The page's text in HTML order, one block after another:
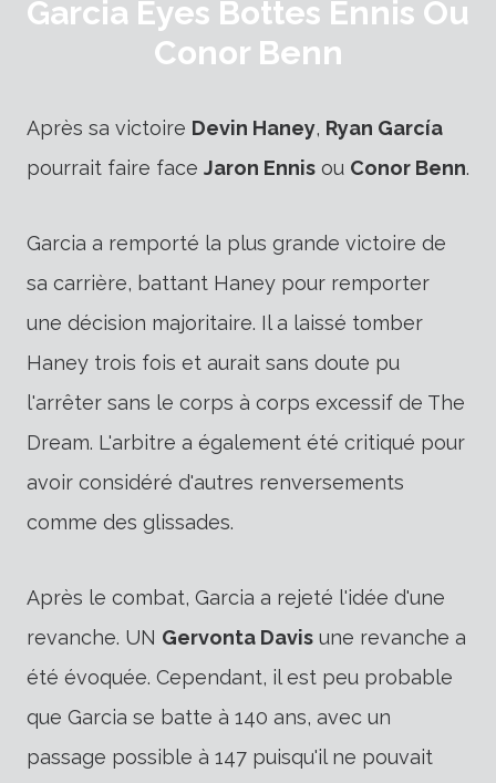
Garcia Eyes Bottes Ennis Ou
Conor Benn
Après sa victoire Devin Haney, Ryan García
pourrait faire face Jaron Ennis ou Conor Benn.
Garcia a remporté la plus grande victoire de
sa carrière, battant Haney pour remporter
une décision majoritaire. Il a laissé tomber
Haney trois fois et aurait sans doute pu
l'arrêter sans le corps à corps excessif de The
Dream. L'arbitre a également été critiqué pour
avoir considéré d'autres renversements
comme des glissades.
Après le combat, Garcia a rejeté l'idée d'une
revanche. UN Gervonta Davis une revanche a
été évoquée. Cependant, il est peu probable
que Garcia se batte à 140 ans, avec un
passage possible à 147 puisqu'il ne pouvait